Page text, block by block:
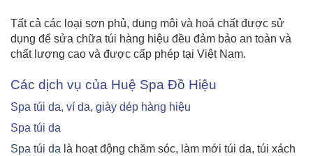
Tất cả các loại sơn phủ, dung môi và hoá chất được sử
dụng để sửa chữa túi hàng hiệu đều đảm bảo an toàn và
chất lượng cao và được cấp phép tại Việt Nam.
Các dịch vụ của Huệ Spa Đồ Hiệu
Spa túi da, ví da, giày dép hàng hiệu
Spa túi da
Spa túi da là hoạt động chăm sóc, làm mới túi da, túi xách